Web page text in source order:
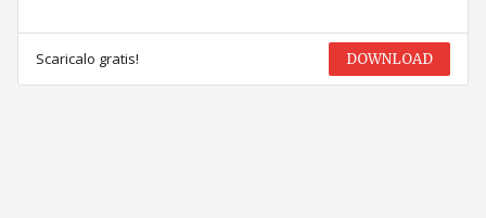
Scaricalo gratis! DOWNLOAD